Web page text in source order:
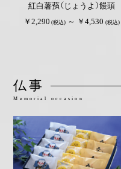
紅白薯蕷（じょうよ）饅頭
￥2,290 (税込) ～ ￥4,530 (税込)
仏事
Memorial occasion